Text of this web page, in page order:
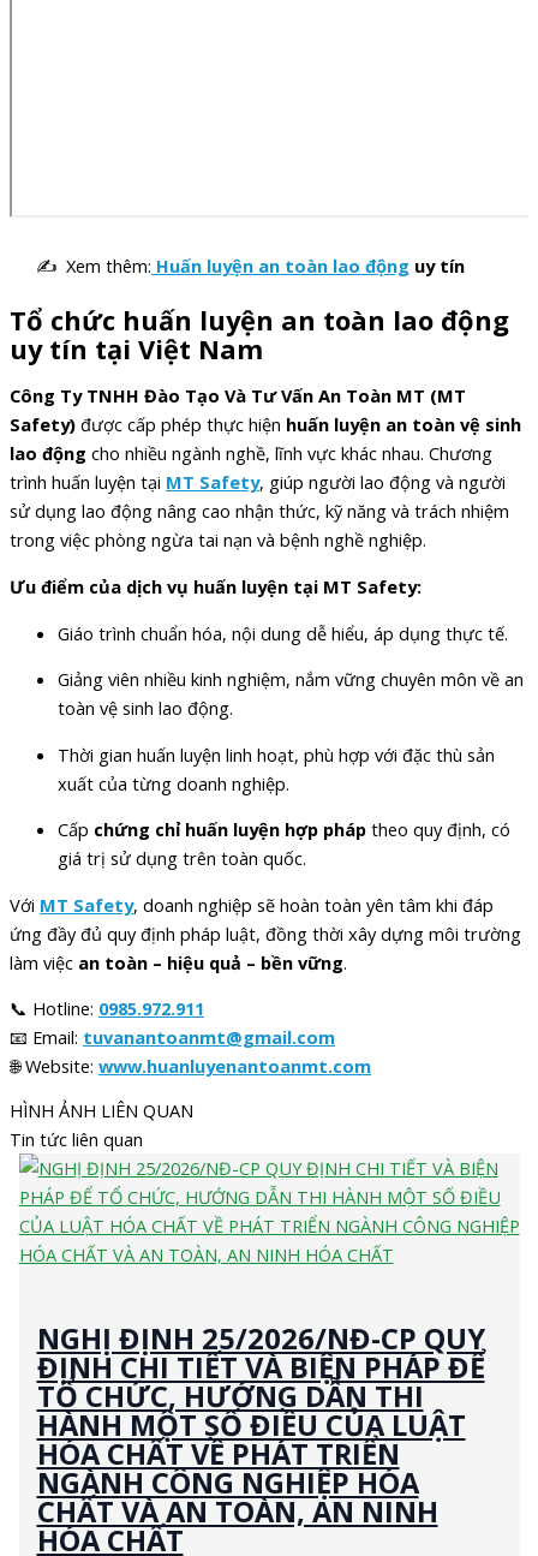
✍ Xem thêm: Huấn luyện an toàn lao động uy tín
Tổ chức huấn luyện an toàn lao động
uy tín tại Việt Nam
Công Ty TNHH Đào Tạo Và Tư Vấn An Toàn MT (MT
Safety) được cấp phép thực hiện huấn luyện an toàn vệ sinh
lao động cho nhiều ngành nghề, lĩnh vực khác nhau. Chương
trình huấn luyện tại MT Safety, giúp người lao động và người
sử dụng lao động nâng cao nhận thức, kỹ năng và trách nhiệm
trong việc phòng ngừa tai nạn và bệnh nghề nghiệp.
Ưu điểm của dịch vụ huấn luyện tại MT Safety:
Giáo trình chuẩn hóa, nội dung dễ hiểu, áp dụng thực tế.
Giảng viên nhiều kinh nghiệm, nắm vững chuyên môn về an
toàn vệ sinh lao động.
Thời gian huấn luyện linh hoạt, phù hợp với đặc thù sản
xuất của từng doanh nghiệp.
Cấp chứng chỉ huấn luyện hợp pháp theo quy định, có
giá trị sử dụng trên toàn quốc.
Với MT Safety, doanh nghiệp sẽ hoàn toàn yên tâm khi đáp
ứng đầy đủ quy định pháp luật, đồng thời xây dựng môi trường
làm việc an toàn – hiệu quả – bền vững.
📞 Hotline: 0985.972.911
📧 Email: tuvanantoanmt@gmail.com
🌐 Website: www.huanluyenantoanmt.com
HÌNH ẢNH LIÊN QUAN
Tin tức liên quan
NGHỊ ĐỊNH 25/2026/NĐ-CP QUY
ĐỊNH CHI TIẾT VÀ BIỆN PHÁP ĐỂ
TỔ CHỨC, HƯỚNG DẪN THI
HÀNH MỘT SỐ ĐIỀU CỦA LUẬT
HÓA CHẤT VỀ PHÁT TRIỂN
NGÀNH CÔNG NGHIỆP HÓA
CHẤT VÀ AN TOÀN, AN NINH
HÓA CHẤT